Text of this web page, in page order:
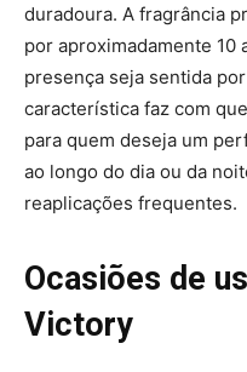
duradoura. A fragrância
por aproximadamente 10
presença seja sentida
característica faz com
para quem deseja um
ao longo do dia ou da
reaplicações frequentes.
Ocasiões de
Victory